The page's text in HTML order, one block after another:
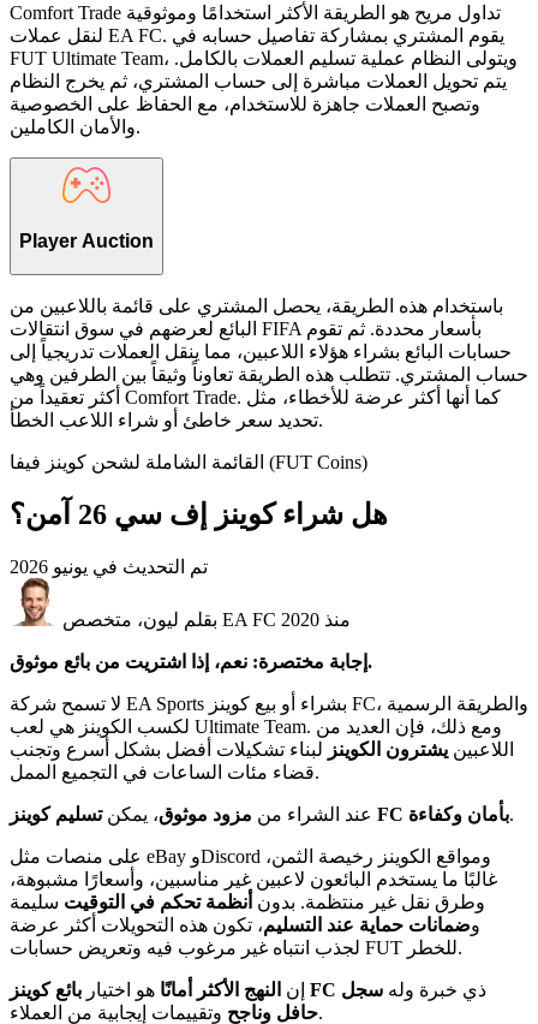
Comfort Trade تداول مريح هو الطريقة الأكثر استخدامًا وموثوقية
لنقل عملات EA FC. يقوم المشتري بمشاركة تفاصيل حسابه في
FUT Ultimate Team، ويتولى النظام عملية تسليم العملات بالكامل.
يتم تحويل العملات مباشرة إلى حساب المشتري، ثم يخرج النظام
وتصبح العملات جاهزة للاستخدام، مع الحفاظ على الخصوصية
والأمان الكاملين.
Player Auction
باستخدام هذه الطريقة، يحصل المشتري على قائمة باللاعبين من
البائع لعرضهم في سوق انتقالات FIFA بأسعار محددة. ثم تقوم
حسابات البائع بشراء هؤلاء اللاعبين، مما ينقل العملات تدريجياً إلى
حساب المشتري. تتطلب هذه الطريقة تعاوناً وثيقاً بين الطرفين وهي
أكثر تعقيداً من Comfort Trade. كما أنها أكثر عرضة للأخطاء، مثل
تحديد سعر خاطئ أو شراء اللاعب الخطأ.
القائمة الشاملة لشحن كوينز فيفا (FUT Coins)
هل شراء كوينز إف سي 26 آمن؟
تم التحديث في يونيو 2026
بقلم ليون، متخصص EA FC منذ 2020
إجابة مختصرة: نعم، إذا اشتريت من بائع موثوق.
لا تسمح شركة EA Sports بشراء أو بيع كوينز FC، والطريقة الرسمية
لكسب الكوينز هي لعب Ultimate Team. ومع ذلك، فإن العديد من
اللاعبين يشترون الكوينز لبناء تشكيلات أفضل بشكل أسرع وتجنب
قضاء مئات الساعات في التجميع الممل.
عند الشراء من مزود موثوق، يمكن تسليم كوينز FC بأمان وكفاءة.
على منصات مثل eBay وDiscord ومواقع الكوينز رخيصة الثمن،
غالبًا ما يستخدم البائعون لاعبين غير مناسبين، وأسعارًا مشبوهة،
وطرق نقل غير منتظمة. بدون أنظمة تحكم في التوقيت سليمة
وضمانات حماية عند التسليم، تكون هذه التحويلات أكثر عرضة
لجذب انتباه غير مرغوب فيه وتعريض حسابات FUT للخطر.
إن النهج الأكثر أمانًا هو اختيار بائع كوينز FC ذي خبرة وله سجل
حافل وناجحوتقييمات إيجابية من العملاء.